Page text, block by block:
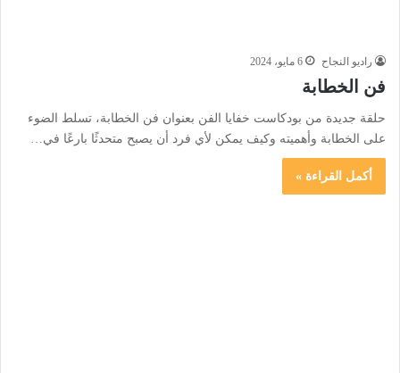
راديو النجاح 6 مايو، 2024
فن الخطابة
حلقة جديدة من بودكاست خفايا الفن بعنوان فن الخطابة، تسلط الضوء
على الخطابة وأهميته وكيف يمكن لأي فرد أن يصبح متحدثًا بارعًا في…
أكمل القراءة »